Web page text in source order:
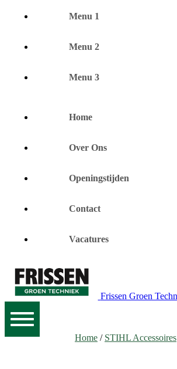
Menu 1
Menu 2
Menu 3
Home
Over Ons
Openingstijden
Contact
Vacatures
Frissen Groen
Home / STIHL Accessoires